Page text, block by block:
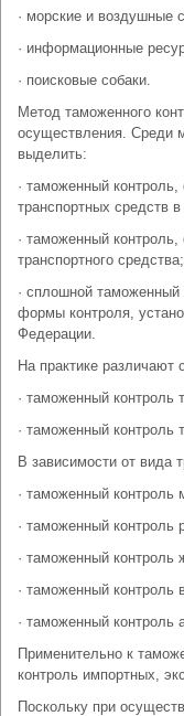
· морские и воздушные
· информационные
· поисковые собаки.
Метод таможенного
осуществления. Среди
выделить:
· таможенный
транспортных средств
· таможенный
транспортного средства;
· сплошной
формы контроля,
Федерации.
На практике
· таможенный контроль
· таможенный контроль
В зависимости от вида
· таможенный контроль
· таможенный контроль
· таможенный контроль
· таможенный контроль
· таможенный контроль
Применительно к
контроль импортных,
Поскольку при